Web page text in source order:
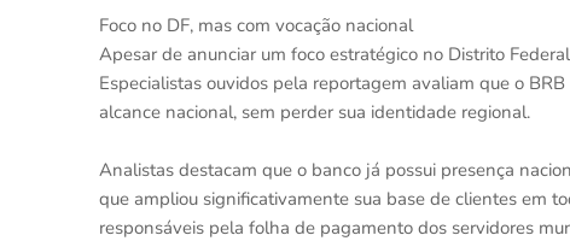
Foco no DF, mas com vocação nacional
Apesar de anunciar um foco estratégico no Distrito
Especialistas ouvidos pela reportagem avaliam que o
alcance nacional, sem perder sua identidade regional.
Analistas destacam que o banco já possui presença
que ampliou significativamente sua base de clientes em
responsáveis pela folha de pagamento dos servidores